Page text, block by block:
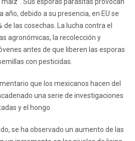
año, debido a su presencia, en EU se
de las cosechas. La lucha contra el
agronómicas, la recolección y
antes de que liberen las esporas
con pesticidas.
que los mexicanos hacen del
una serie de investigaciones
y el hongo.
se ha observado un aumento de las